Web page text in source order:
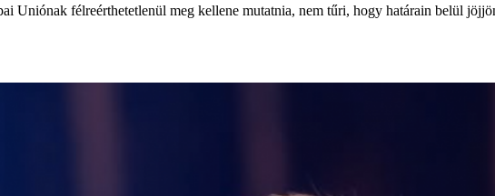
Uniónak félreérthetetlenül meg kellene mutatnia, nem tűri, hogy határain belül